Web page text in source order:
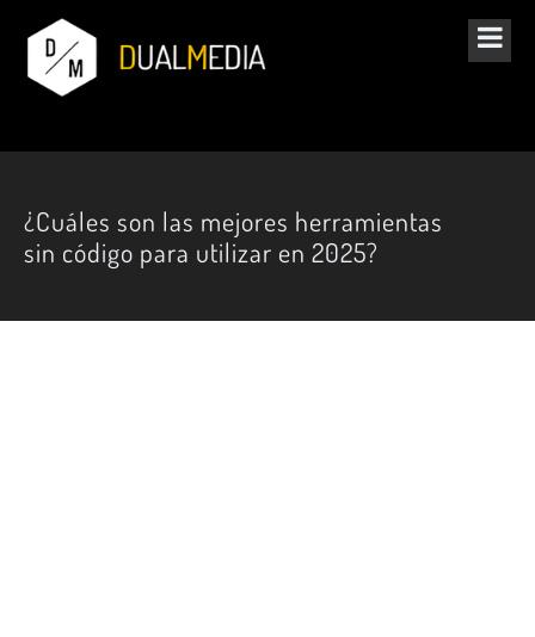
¿Cuáles son las mejores herramientas
sin código para utilizar en 2025?